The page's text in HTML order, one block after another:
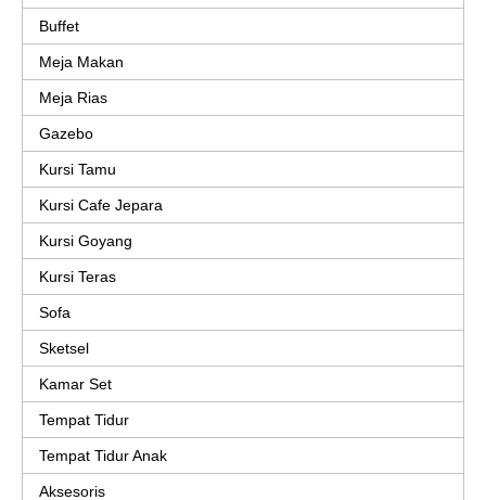
Buffet
Meja Makan
Meja Rias
Gazebo
Kursi Tamu
Kursi Cafe Jepara
Kursi Goyang
Kursi Teras
Sofa
Sketsel
Kamar Set
Tempat Tidur
Tempat Tidur Anak
Aksesoris